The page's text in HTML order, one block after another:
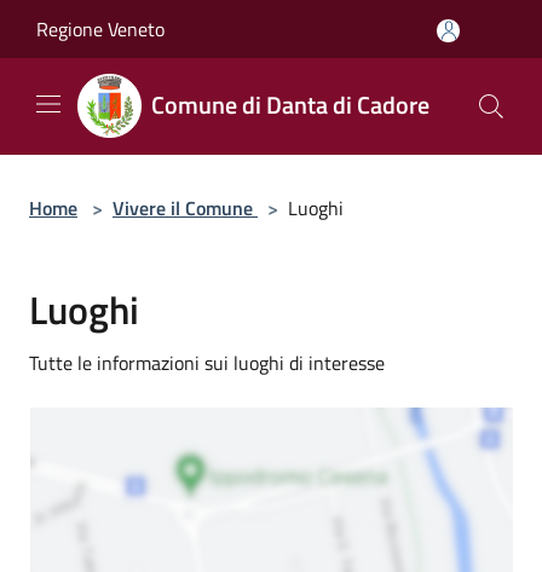
Regione Veneto
Comune di Danta di Cadore
Home > Vivere il Comune > Luoghi
Luoghi
Tutte le informazioni sui luoghi di interesse